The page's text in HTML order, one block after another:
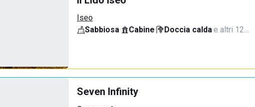
Iseo
Sabbiosa· Cabine· Doccia calda·e altri 12…
Seven Infinity